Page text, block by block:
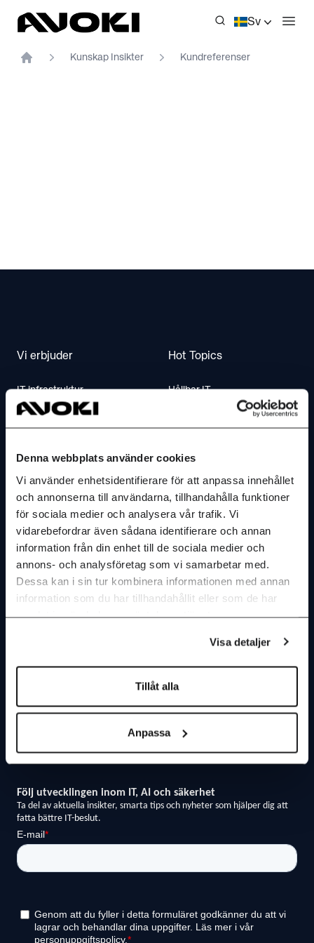
Denna webbplats använder cookies
Vi använder enhetsidentifierare för att anpassa innehållet
och annonserna till användarna, tillhandahålla funktioner
för sociala medier och analysera vår trafik. Vi
vidarebefordrar även sådana identifierare och annan
information från din enhet till de sociala medier och
annons- och analysföretag som vi samarbetar med.
Dessa kan i sin tur kombinera informationen med annan
information som du har tillhandahållit eller som de har
samlat in när du har använt deras tjänster.
Visa detaljer
Tillåt alla
Anpassa
Avoki Sv
Kunskap Insikter Kundreferenser
Vi erbjuder
IT infrastruktur
IT säkerhet
AI & insikter
Dokument
Mötesteknik
Telefoni & Contactcenter
Om Avoki
Vårt hållbarhetsarbete
Visselblåsaren
Hot Topics
Hållbar IT
Kontakta oss
Kontakta oss
Hitta till oss
Service & Support
Driftsinformation
Ladda ner teamviewer